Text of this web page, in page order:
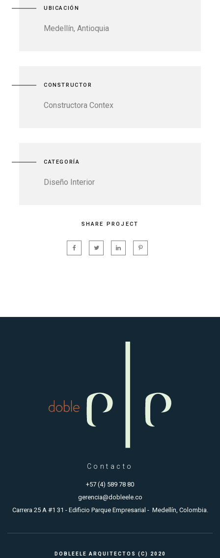
UBICACIÓN
Medellín, Antioquia
CONSTRUCTOR
Constructora Contex
CATEGORÍA
Diseño Interior
SHARE PROJECT
Contacto
+57 (4) 589 78 80
gerencia@dobleele.co
Carrera 25 A #1 31 - Edificio Parque Empresarial - Medellín, Colombia.
DOBLEELE ARQUITECTOS (C) 2020